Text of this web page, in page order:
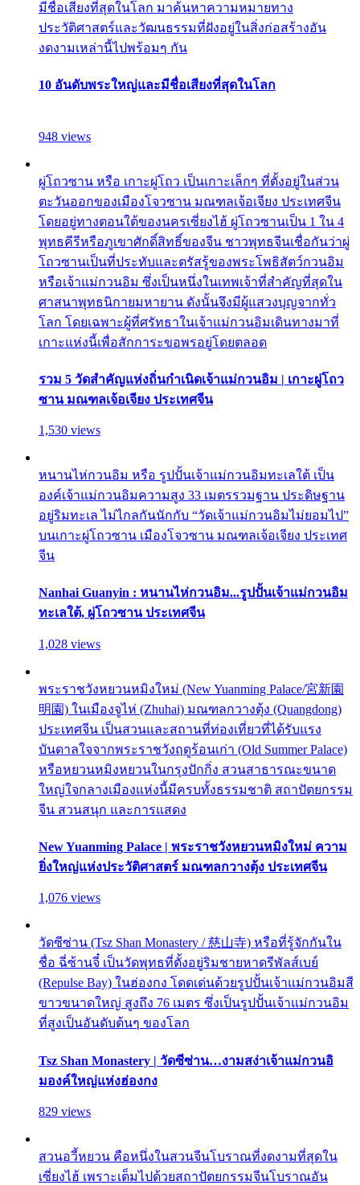
มีชื่อเสียงที่สุดในโลก มาค้นหาความหมายทาง
ประวัติศาสตร์และวัฒนธรรมที่ฝังอยู่ในสิ่งก่อสร้างอัน
งดงามเหล่านี้ไปพร้อมๆ กัน
10 อันดับพระใหญ่และมีชื่อเสียงที่สุดในโลก
948 views
ผู่โถวซาน หรือ เกาะผู่โถว เป็นเกาะเล็กๆ ที่ตั้งอยู่ในส่วน
ตะวันออกของเมืองโจวซาน มณฑลเจ้อเจียง ประเทศจีน
โดยอยู่ทางตอนใต้ของนครเซี่ยงไฮ้ ผู่โถวซานเป็น 1 ใน 4
พุทธคีรีหรือภูเขาศักดิ์สิทธิ์ของจีน ชาวพุทธจีนเชื่อกันว่าผู่
โถวซานเป็นที่ประทับและตรัสรู้ของพระโพธิสัตว์กวนอิม
หรือเจ้าแม่กวนอิม ซึ่งเป็นหนึ่งในเทพเจ้าที่สำคัญที่สุดใน
ศาสนาพุทธนิกายมหายาน ดังนั้นจึงมีผู้แสวงบุญจากทั่ว
โลก โดยเฉพาะผู้ที่ศรัทธาในเจ้าแม่กวนอิมเดินทางมาที่
เกาะแห่งนี้เพื่อสักการะขอพรอยู่โดยตลอด
รวม 5 วัดสำคัญแห่งถิ่นกำเนิดเจ้าแม่กวนอิม | เกาะผู่โถว
ซาน มณฑลเจ้อเจียง ประเทศจีน
1,530 views
หนานไห่กวนอิม หรือ รูปปั้นเจ้าแม่กวนอิมทะเลใต้ เป็น
องค์เจ้าแม่กวนอิมความสูง 33 เมตรรวมฐาน ประดิษฐาน
อยู่ริมทะเล ไม่ไกลกันนักกับ “วัดเจ้าแม่กวนอิมไม่ยอมไป”
บนเกาะผู่โถวซาน เมืองโจวซาน มณฑลเจ้อเจียง ประเทศ
จีน
Nanhai Guanyin : หนานไห่กวนอิม...รูปปั้นเจ้าแม่กวนอิม
ทะเลใต้, ผู่โถวซาน ประเทศจีน
1,028 views
พระราชวังหยวนหมิงใหม่ (New Yuanming Palace/宮新園
明園) ในเมืองจูไห่ (Zhuhai) มณฑลกวางตุ้ง (Quangdong)
ประเทศจีน เป็นสวนและสถานที่ท่องเที่ยวที่ได้รับแรง
บันดาลใจจากพระราชวังฤดูร้อนเก่า (Old Summer Palace)
หรือหยวนหมิงหยวนในกรุงปักกิ่ง สวนสาธารณะขนาด
ใหญ่ใจกลางเมืองแห่งนี้มีครบทั้งธรรมชาติ สถาปัตยกรรม
จีน สวนสนุก และการแสดง
New Yuanming Palace | พระราชวังหยวนหมิงใหม่ ความ
ยิ่งใหญ่แห่งประวัติศาสตร์ มณฑลกวางตุ้ง ประเทศจีน
1,076 views
วัดซีซ่าน (Tsz Shan Monastery / 慈山寺) หรือที่รู้จักกันใน
ชื่อ ฉี่ซ้านจี๋ เป็นวัดพุทธที่ตั้งอยู่ริมชายหาดรีพัลส์เบย์
(Repulse Bay) ในฮ่องกง โดดเด่นด้วยรูปปั้นเจ้าแม่กวนอิมสี
ขาวขนาดใหญ่ สูงถึง 76 เมตร ซึ่งเป็นรูปปั้นเจ้าแม่กวนอิม
ที่สูงเป็นอันดับต้นๆ ของโลก
Tsz Shan Monastery | วัดซีซ่าน…งามสง่าเจ้าแม่กวนอิ
มองค์ใหญ่แห่งฮ่องกง
829 views
สวนอวี้หยวน คือหนึ่งในสวนจีนโบราณที่งดงามที่สุดใน
เซี่ยงไฮ้ เพราะเต็มไปด้วยสถาปัตยกรรมจีนโบราณอัน